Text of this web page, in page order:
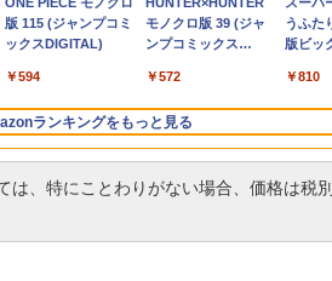
ド
[AMD/
Ridge
メモリ
メモリ16GB
SSD512GB 初期設定済
ホワイト ブラック
ブラッ
マ
FreeSync 自
ド VESA対
超薄型 軽量
内蔵 Type-C
（コミック） 全巻セッ
ト
Liberty 5 ミッドナイ
トブラック
￥14,990
ード版】AOKIMI ワ
イヤレスイヤホン
V12 小型軽量 ブルー
トゥースHi-Fi 最大
36時間再生 ぶるーと
ゅーす コードレス
ENCノイズキャンセ
リング 自動ペアリン
￥1,964
イヤレ
キャン
36時間
￥2,980
(Stadium ver.)
￥250
(Stadium ver.)
￥250
￥250
ラベルレス 500ml
×24本 強炭酸水 ペッ
ットル (Smart
Basic)
￥1,625
ラベルレス 2L×9本
￥1,117
麦茶
ベルレ
￥2,009
版 115 (ジャンプコミ
ックスDIGITAL)
￥594
モノクロ版 39 (ジャ
ンプコミックス
￥572
うふた
版ビッ
￥810
ランキングをもっと見る
、特にことわりがない場合、価格は税